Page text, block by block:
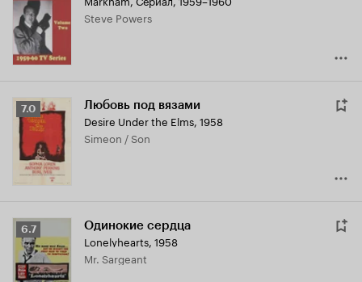
Steve Powers
Рейтинг
Кинопоиска
7.0
7.0 Любовь под вязами
Desire Under the Elms, 1958
Simeon / Son
Рейтинг
Кинопоиска
6.7
6.7 Одинокие сердца
Lonelyhearts, 1958
Mr. Sargeant